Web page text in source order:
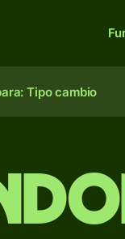
Tipo cambio